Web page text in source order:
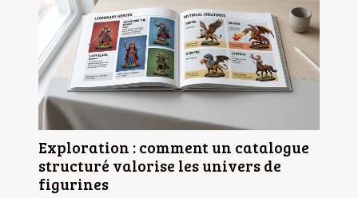
Exploration : comment un catalogue
structuré valorise les univers de
figurines